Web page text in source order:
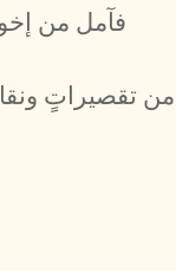
فآمل من
من تقصيراتٍ